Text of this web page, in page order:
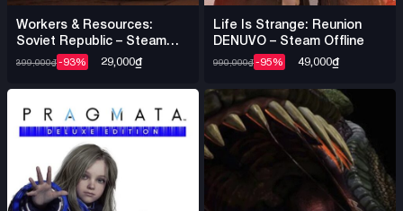
Workers & Resources:
Soviet Republic – Steam
Offline
399,000₫-93% 29,000₫
Life Is Strange: Reunion
DENUVO – Steam Offline
990,000₫-95% 49,000₫